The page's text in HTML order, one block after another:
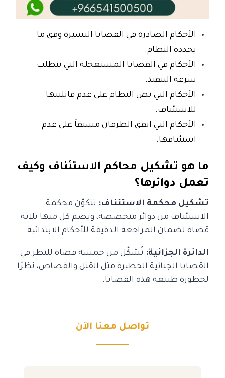
الأحكام الصادرة في القضايا اليسيرة وفق ما
يحدده النظام.
الأحكام في القضايا المستعجلة التي تتطلب
سرعة التنفيذ.
الأحكام التي نص النظام على عدم قابليتها
للاستئناف.
الأحكام التي اتفق الطرفان مسبقاً على عدم
استئنافها.
ما هو تشكيل محاكم الاستئناف وكيف
تعمل دوائرها؟
تشكيل محكمة الاستئناف: تتكوّن محكمة
الاستئناف من دوائر متخصصة، ويضم كل منها ثلاثة
قضاة لضمان المراجعة الدقيقة للأحكام الابتدائية.
الدائرة الجزائية: تُشكَّل من خمسة قضاة للنظر في
القضايا الجنائية الخطيرة مثل القتل والقصاص، نظرًا
لخطورة طبيعة هذه القضايا.
تواصل معنا الآن